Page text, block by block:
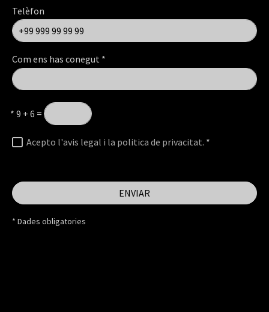
Telèfon
Com ens has conegut *
* 9 + 6 =
Acepto l'avis legal i la politica de privacitat. *
ENVIAR
* Dades obligatories